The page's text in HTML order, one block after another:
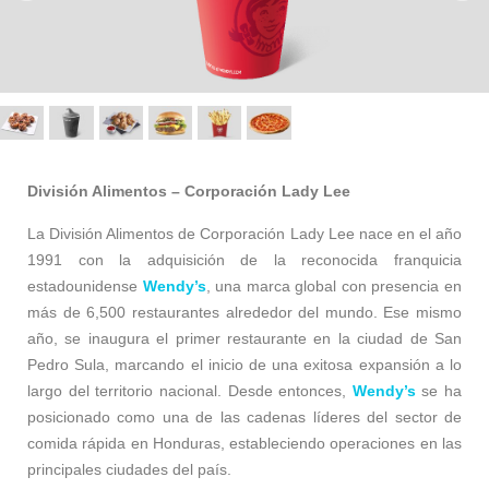
División Alimentos – Corporación Lady Lee
La División Alimentos de Corporación Lady Lee nace en el año
1991 con la adquisición de la reconocida franquicia
estadounidense Wendy’s, una marca global con presencia en
más de 6,500 restaurantes alrededor del mundo. Ese mismo
año, se inaugura el primer restaurante en la ciudad de San
Pedro Sula, marcando el inicio de una exitosa expansión a lo
largo del territorio nacional. Desde entonces, Wendy’sse ha
posicionado como una de las cadenas líderes del sector de
comida rápida en Honduras, estableciendo operaciones en las
principales ciudades del país.